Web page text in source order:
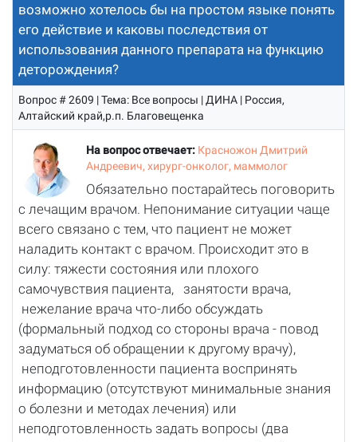
возможно хотелось бы на простом языке понять
его действие и каковы последствия от
использования данного препарата на функцию
деторождения?
Вопрос # 2609 | Тема: Все вопросы | ДИНА | Россия,
Алтайский край,р.п. Благовещенка
На вопрос отвечает: Красножон Дмитрий
Андреевич, хирург-онколог, маммолог
Обязательно постарайтесь поговорить
с лечащим врачом. Непонимание ситуации чаще
всего связано с тем, что пациент не может
наладить контакт с врачом. Происходит это в
силу: тяжести состояния или плохого
самочувствия пациента, занятости врача,
нежелание врача что-либо обсуждать
(формальный подход со стороны врача - повод
задуматься об обращении к другому врачу),
неподготовленности пациента воспринять
информацию (отсутствуют минимальные знания
о болезни и методах лечения) или
неподготовленность задать вопросы (два